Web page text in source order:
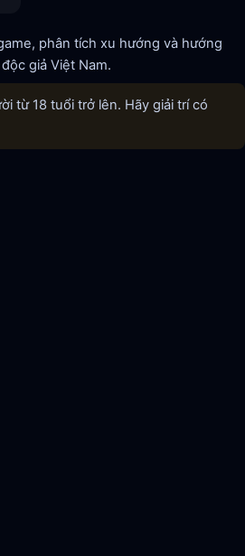
phân tích xu hướng và hướng
giả Việt Nam.
từ 18 tuổi trở lên. Hãy giải trí có